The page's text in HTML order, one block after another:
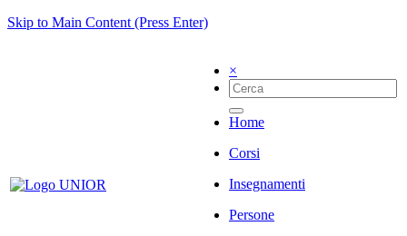
Skip to Main Content (Press Enter)
×
Home
Corsi
Insegnamenti
Persone